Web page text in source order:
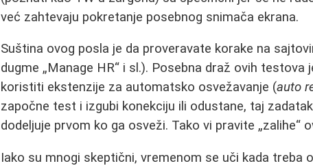
već zahtevaju pokretanje posebnog snimača ekrana.
Suština ovog posla je da proveravate korake na
dugme „Manage HR“ i sl.). Posebna draž ovih
koristiti ekstenzije za automatsko osvežavanje (auto
započne test i izgubi konekciju ili odustane, taj
dodeljuje prvom ko ga osveži. Tako vi pravite „zalihe“
Iako su mnogi skeptični, vremenom se uči kada treba